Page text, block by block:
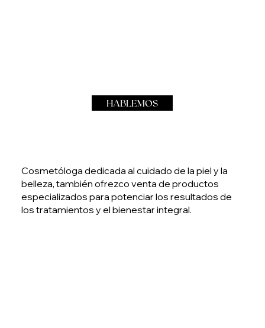
HABLEMOS
Cosmetóloga dedicada al cuidado de la piel y la
belleza, también ofrezco venta de productos
especializados para potenciar los resultados de
los tratamientos y el bienestar integral.